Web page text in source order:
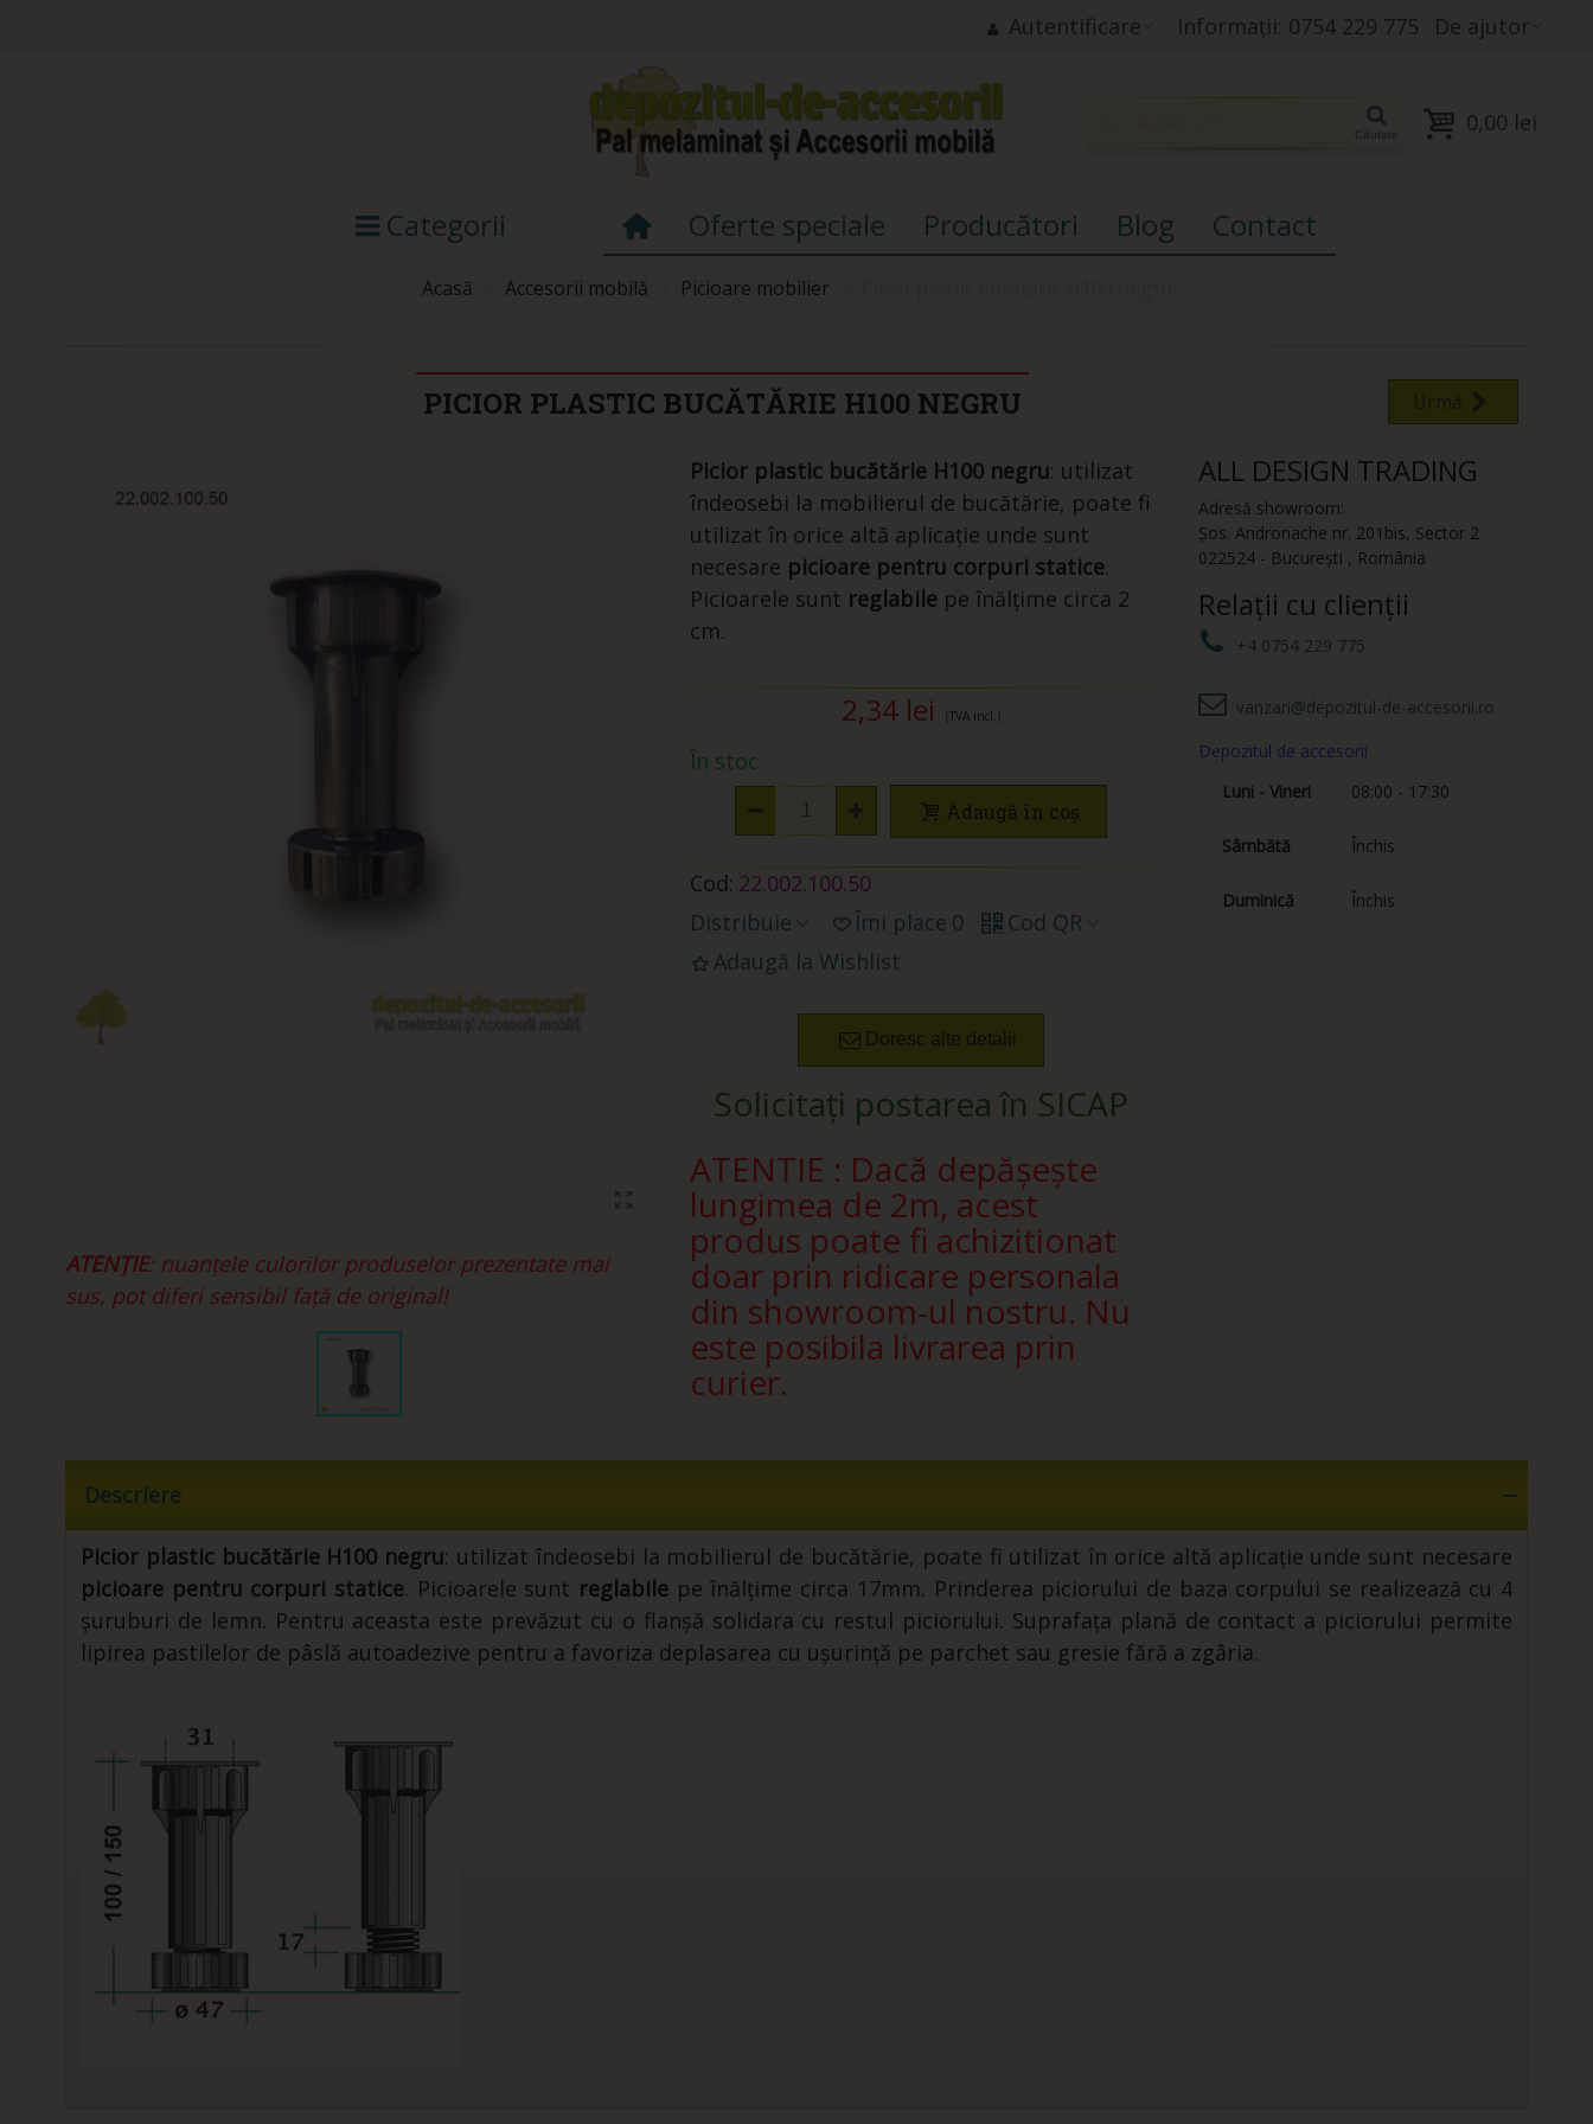
Autentificare Informații: 0754 229 775 De ajutor
Căutare 0,00 lei
Categorii Oferte speciale Producători Blog Contact
Acasă Accesorii mobilă Picioare mobilier
PICIOR PLASTIC BUCĂTĂRIE H100 NEGRU
ATENȚIE: nuanțele culorilor produselor prezentate mai
sus, pot diferi sensibil față de original!
Picior plastic bucătărie H100 negru: utilizat
îndeosebi la mobilierul de bucătărie, poate fi
utilizat în orice altă aplicație unde sunt
necesare picioare pentru corpuri statice.
Picioarele sunt reglabilepe înălțime circa 2
cm.
2,34 lei (TVA incl.)
În stoc
Adaugă în coș
Cod: 22.002.100.50
Distribuie
Îmi place 0
Cod QR
Adaugă la Wishlist
Doresc alte detalii
Solicitați postarea în SICAP
ATENTIE : Dacă depășește
lungimea de 2m, acest
produs poate fi achizitionat
doar prin ridicare personala
din showroom-ul nostru. Nu
este posibila livrarea prin
curier.
ALL DESIGN TRADING
Adresă showroom:
Șos. Andronache nr. 201bis, Sector 2
022524- București , România
Relații cu clienții
+4 0754 229 775
vanzari@depozitul-de-accesorii.ro
Depozitul de accesorii
Luni - Vineri
08:00 - 17:30
Sâmbătă Închis
Duminică Închis
Descriere
Picior plastic bucătărie H100 negru: utilizat îndeosebi la mobilierul de bucătărie, poate fi utilizat în orice altă aplicație unde sunt necesare
picioare pentru corpuri statice. Picioarele sunt reglabile pe înălțime circa 17mm. Prinderea piciorului de baza corpului se realizează cu 4
șuruburi de lemn. Pentru aceasta este prevăzut cu o flanșă solidara cu restul piciorului. Suprafața plană de contact a piciorului permite
lipirea pastilelor de pâslă autoadezive pentru a favoriza deplasarea cu ușurință pe parchet sau gresie fără a zgâria.